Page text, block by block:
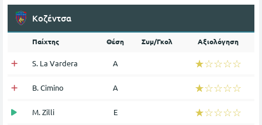
Κοζέντσα
Παίχτης Θέση Συμ/Γκολ Αξιολόγηση
S. La Vardera Α ☆☆☆☆☆
★★★★★
B. Cimino Α ☆☆☆☆☆
★★★★★
M. Zilli Ε ☆☆☆☆☆
★★★★★